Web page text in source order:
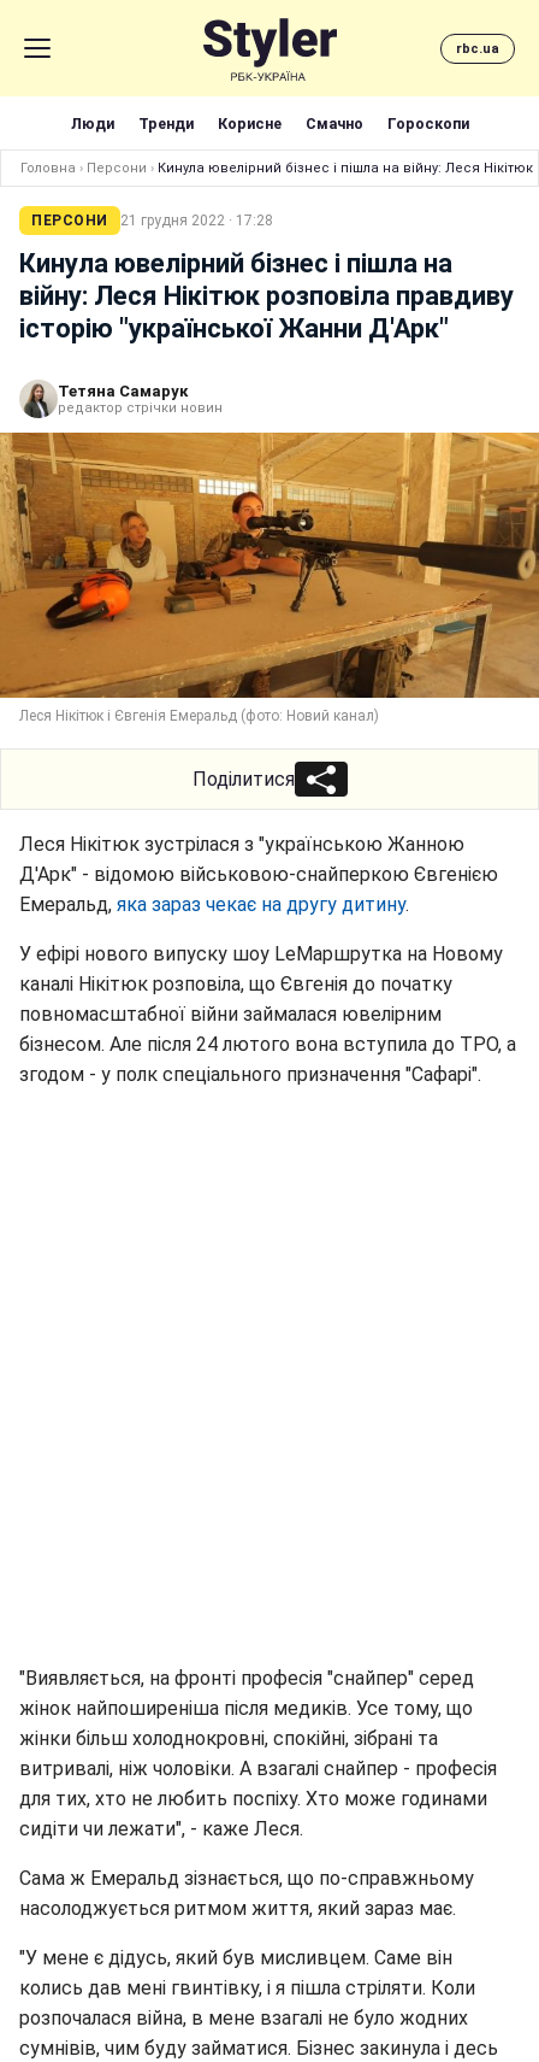
rbc.ua
Люди Тренди Корисне Смачно Гороскопи
Головна › Персони › Кинула ювелірний бізнес і пішла на війну: Леся
ПЕРСОНИ 21 грудня 2022 · 17:28
Кинула ювелірний бізнес і пішла на
війну: Леся Нікітюк розповіла правдиву
історію "української Жанни Д'Арк"
Тетяна Самарук
редактор стрічки новин
Леся Нікітюк і Євгенія Емеральд (фото: Новий канал)
Поділитися
Леся Нікітюк зустрілася з "українською Жанною
Д'Арк" - відомою військовою-снайперкою Євгенією
Емеральд, яка зараз чекає на другу дитину.
У ефірі нового випуску шоу LeМаршрутка на Новому
каналі Нікітюк розповіла, що Євгенія до початку
повномасштабної війни займалася ювелірним
бізнесом. Але після 24 лютого вона вступила до ТРО, а
згодом - у полк спеціального призначення "Сафарі".
"Виявляється, на фронті професія "снайпер" серед
жінок найпоширеніша після медиків. Усе тому, що
жінки більш холоднокровні, спокійні, зібрані та
витривалі, ніж чоловіки. А взагалі снайпер - професія
для тих, хто не любить поспіху. Хто може годинами
сидіти чи лежати", - каже Леся.
Сама ж Емеральд зізнається, що по-справжньому
насолоджується ритмом життя, який зараз має.
"У мене є дідусь, який був мисливцем. Саме він
колись дав мені гвинтівку, і я пішла стріляти. Коли
розпочалася війна, в мене взагалі не було жодних
сумнівів, чим буду займатися. Бізнес закинула і десь